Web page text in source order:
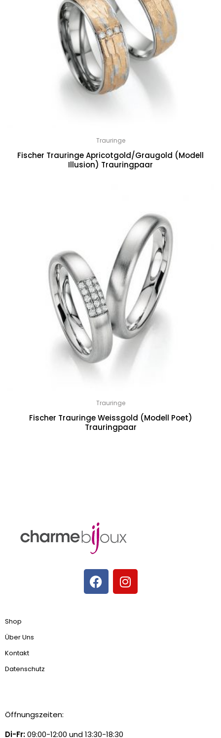
Trauringe
Fischer Trauringe Apricotgold/Graugold (Modell
Illusion) Trauringpaar
Trauringe
Fischer Trauringe Weissgold (Modell Poet)
Trauringpaar
Shop
Über Uns
Kontakt
Datenschutz
Öffnungszeiten:
Di-Fr:09:00-12:00 und 13:30-18:30